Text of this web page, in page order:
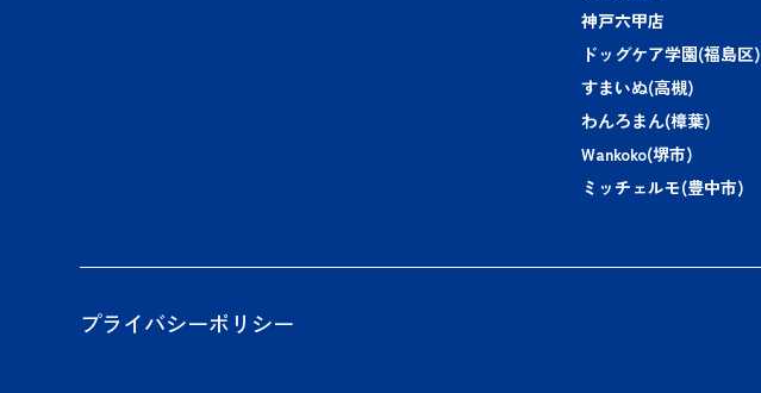
神戸六甲店
ドッグケア学園(福島区)
すまいぬ(高槻)
わんろまん(樟葉)
Wankoko(堺市)
ミッチェルモ(豊中市)
プライバシーポリシー